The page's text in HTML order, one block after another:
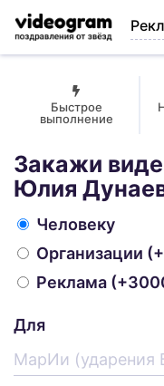
Быстрое
выполнение
Закажи
Юлия
Человеку
Организации
Реклама
Для